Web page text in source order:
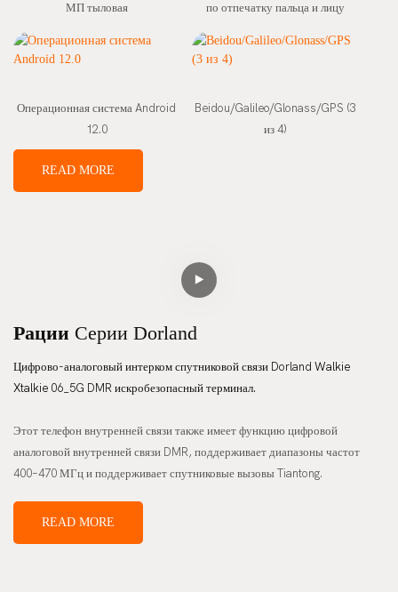
МП тыловая
по отпечатку пальца и лицу
Операционная система Android
12.0
Beidou/Galileo/Glonass/GPS (3
из 4)
READ MORE
Рации Серии Dorland
Цифрово-аналоговый интерком спутниковой связи Dorland Walkie
Xtalkie 06_5G DMR искробезопасный терминал.
Этот телефон внутренней связи также имеет функцию цифровой
аналоговой внутренней связи DMR, поддерживает диапазоны частот
400–470 МГц и поддерживает спутниковые вызовы Tiantong.
READ MORE